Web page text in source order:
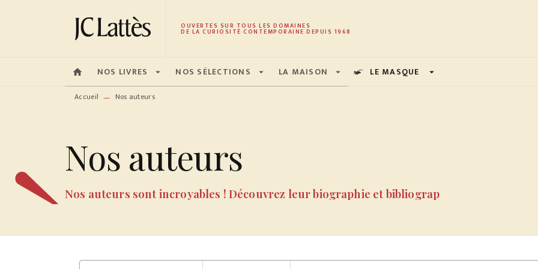
MENU RECHERCHE CONTENU PIED DE PAGE
OUVERTES SUR TOUS LES DOMAINES
DE LA CURIOSITÉ CONTEMPORAINE DEPUIS 1968
home NOS LIVRES arrow_drop_down NOS SÉLECTIONS arrow_drop_down LA MAISON arrow_drop_down LE MASQUE arrow_drop_down
Accueil — Nos auteurs
Nos auteurs
Nos auteurs sont incroyables ! Découvrez leur biographie et bibliograp